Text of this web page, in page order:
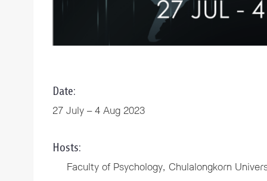
Date:
27 July – 4 Aug 2023
Hosts:
Faculty of Psychology, Chulalongkorn